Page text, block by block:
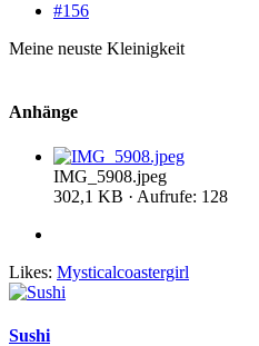
#156
Meine neuste Kleinigkeit
Anhänge
IMG_5908.jpeg
302,1 KB · Aufrufe: 128
Likes: Mysticalcoastergirl
Sushi